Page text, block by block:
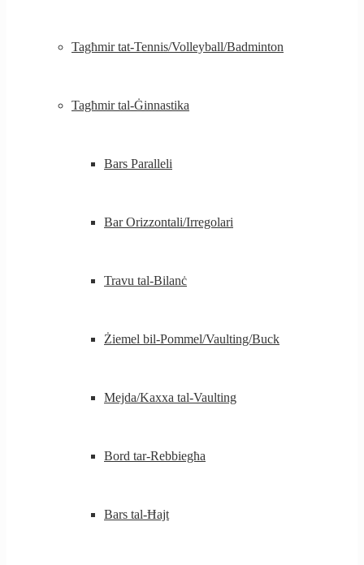
Tagħmir tat-Tennis/Volleyball/Badminton
Tagħmir tal-Ġinnastika
Bars Paralleli
Bar Orizzontali/Irregolari
Travu tal-Bilanċ
Żiemel bil-Pommel/Vaulting/Buck
Mejda/Kaxxa tal-Vaulting
Bord tar-Rebbiegħa
Bars tal-Ħajt